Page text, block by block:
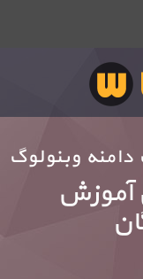
وبنولوگ
آموزش